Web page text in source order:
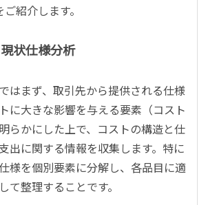
紹介します。
状仕様分析
はまず、取引先から提供される仕様
に大きな影響を与える要素（コスト
らかにした上で、コストの構造と仕
出に関する情報を収集します。特に
様を個別要素に分解し、各品目に適
て整理することです。